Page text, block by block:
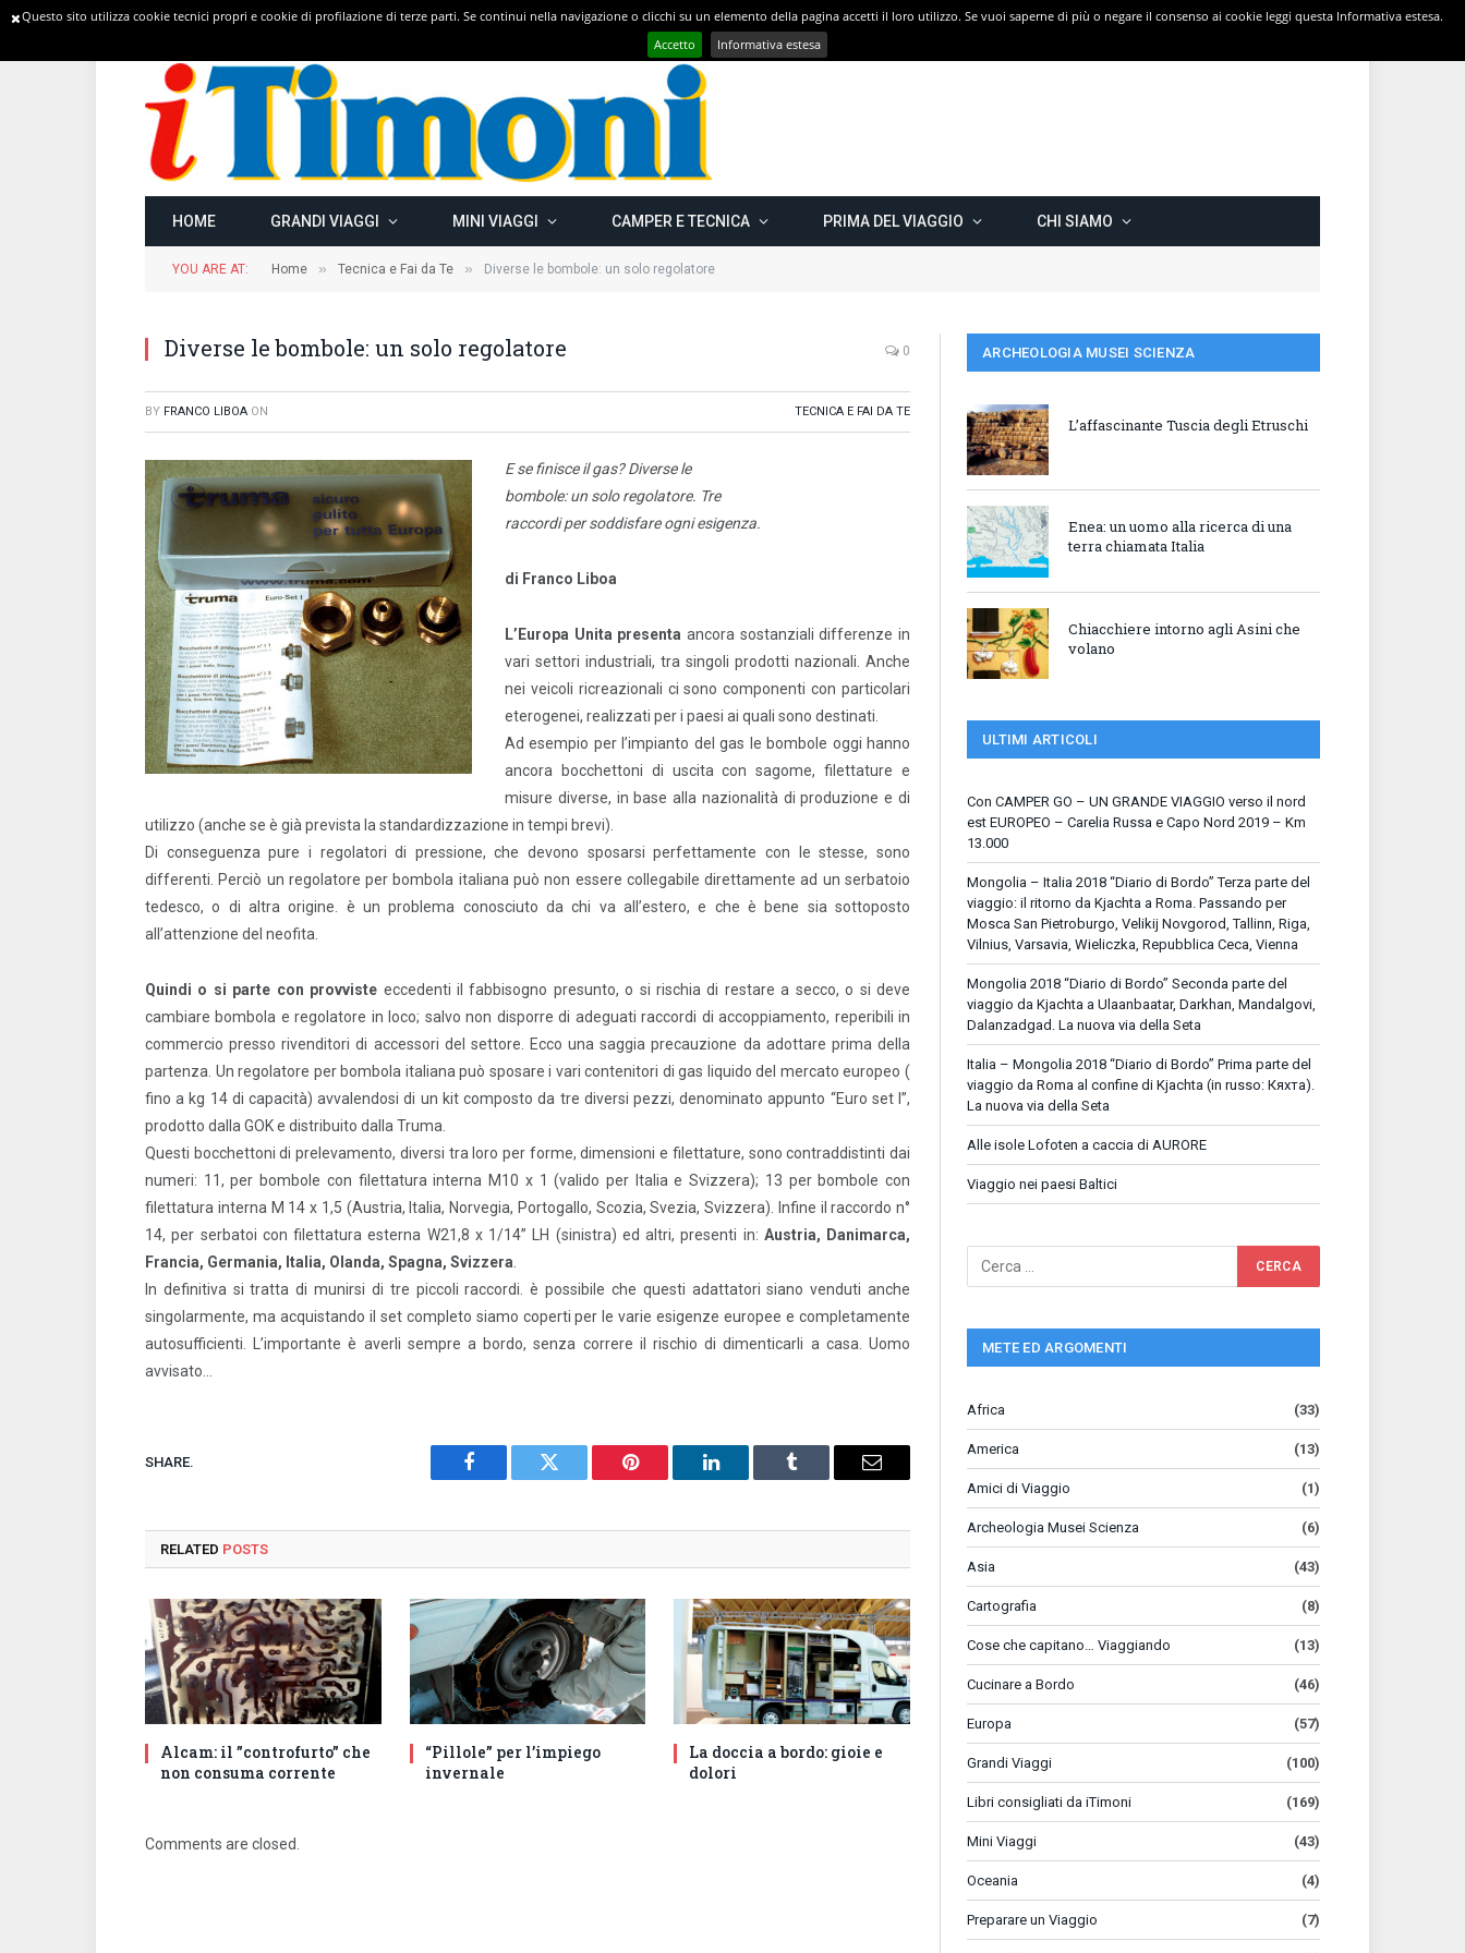
TRENDING Con CAMPER GO – UN GRANDE VIAGGIO verso il nord est EUROPEO – Carelia Russa e Capo Nord 2019 – Km 13.000
HOME GRANDI VIAGGI MINI VIAGGI CAMPER E TECNICA PRIMA DEL VIAGGIO CHI SIAMO
YOU ARE AT: Home » Tecnica e Fai da Te » Diverse le bombole: un solo regolatore
Diverse le bombole: un solo regolatore 0
BY FRANCO LIBOA ON TECNICA E FAI DA TE
E se finisce il gas? Diverse le
bombole: un solo regolatore. Tre
raccordi per soddisfare ogni esigenza.
di Franco Liboa
L’Europa Unita presenta ancora sostanziali differenze in
vari settori industriali, tra singoli prodotti nazionali. Anche
nei veicoli ricreazionali ci sono componenti con particolari
eterogenei, realizzati per i paesi ai quali sono destinati.
Ad esempio per l’impianto del gas le bombole oggi hanno
ancora bocchettoni di uscita con sagome, filettature e
misure diverse, in base alla nazionalità di produzione e di
utilizzo (anche se è già prevista la standardizzazione in tempi brevi).
Di conseguenza pure i regolatori di pressione, che devono sposarsi perfettamente con le stesse, sono
differenti. Perciò un regolatore per bombola italiana può non essere collegabile direttamente ad un serbatoio
tedesco, o di altra origine. è un problema conosciuto da chi va all’estero, e che è bene sia sottoposto
all’attenzione del neofita.
Quindi o si parte con provviste eccedenti il fabbisogno presunto, o si rischia di restare a secco, o si deve
cambiare bombola e regolatore in loco; salvo non disporre di adeguati raccordi di accoppiamento, reperibili in
commercio presso rivenditori di accessori del settore. Ecco una saggia precauzione da adottare prima della
partenza. Un regolatore per bombola italiana può sposare i vari contenitori di gas liquido del mercato europeo (
fino a kg 14 di capacità) avvalendosi di un kit composto da tre diversi pezzi, denominato appunto “Euro set I”,
prodotto dalla GOK e distribuito dalla Truma.
Questi bocchettoni di prelevamento, diversi tra loro per forme, dimensioni e filettature, sono contraddistinti dai
numeri: 11, per bombole con filettatura interna M10 x 1 (valido per Italia e Svizzera); 13 per bombole con
filettatura interna M 14 x 1,5 (Austria, Italia, Norvegia, Portogallo, Scozia, Svezia, Svizzera). Infine il raccordo n°
14, per serbatoi con filettatura esterna W21,8 x 1/14” LH (sinistra) ed altri, presenti in: Austria, Danimarca,
Francia, Germania, Italia, Olanda, Spagna, Svizzera
In definitiva si tratta di munirsi di tre piccoli raccordi. è possibile che questi adattatori siano venduti anche
singolarmente, ma acquistando il set completo siamo coperti per le varie esigenze europee e completamente
autosufficienti. L’importante è averli sempre a bordo, senza correre il rischio di dimenticarli a casa. Uomo
avvisato…
SHARE.
Facebook Twitter Pinterest LinkedIn Tumblr Email
RELATED POSTS
Alcam: il ”controfurto” che
non consuma corrente
“Pillole” per l’impiego
invernale
La doccia a bordo: gioie e
dolori
Comments are closed.
ARCHEOLOGIA MUSEI SCIENZA
L’affascinante Tuscia degli Etruschi
Enea: un uomo alla ricerca di una
terra chiamata Italia
Chiacchiere intorno agli Asini che
volano
ULTIMI ARTICOLI
Con CAMPER GO – UN GRANDE VIAGGIO verso il nord
est EUROPEO – Carelia Russa e Capo Nord 2019 – Km
13.000
Mongolia – Italia 2018 “Diario di Bordo” Terza parte del
viaggio: il ritorno da Kjachta a Roma. Passando per
Mosca San Pietroburgo, Velikij Novgorod, Tallinn, Riga,
Vilnius, Varsavia, Wieliczka, Repubblica Ceca, Vienna
Mongolia 2018 “Diario di Bordo” Seconda parte del
viaggio da Kjachta a Ulaanbaatar, Darkhan, Mandalgovi,
Dalanzadgad. La nuova via della Seta
Italia – Mongolia 2018 “Diario di Bordo” Prima parte del
viaggio da Roma al confine di Kjachta (in russo: Кяхта).
La nuova via della Seta
Alle isole Lofoten a caccia di AURORE
Viaggio nei paesi Baltici
METE ED ARGOMENTI
Africa (33)
America (13)
Amici di Viaggio (1)
Archeologia Musei Scienza (6)
Asia (43)
Cartografia (8)
Cose che capitano… Viaggiando (13)
Cucinare a Bordo (46)
Europa (57)
Grandi Viaggi (100)
Libri consigliati da iTimoni (169)
Mini Viaggi (43)
Oceania (4)
Preparare un Viaggio (7)
Questo sito utilizza cookie tecnici propri e cookie di profilazione di terze parti. Se continui nella navigazione o clicchi su un elemento della pagina accetti il loro utilizzo. Se vuoi saperne di più o negare il consenso ai cookie leggi questa Informativa estesa.
Accetto
Informativa estesa